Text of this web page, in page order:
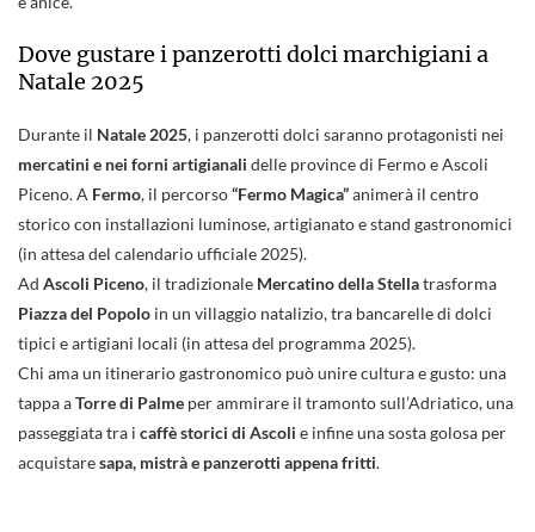
Dove gustare i panzerotti dolci marchigiani a
Natale 2025
Durante il Natale 2025, i panzerotti dolci saranno protagonisti nei
mercatini e nei forni artigianali delle province di Fermo e Ascoli
Piceno. A Fermo, il percorso“Fermo Magica”animerà il centro
storico con installazioni luminose, artigianato e stand gastronomici
(in attesa del calendario ufficiale 2025).
Ad Ascoli Piceno, il tradizionale Mercatino della Stellatrasforma
Piazza del Popolo in un villaggio natalizio, tra bancarelle di dolci
tipici e artigiani locali (in attesa del programma 2025).
Chi ama un itinerario gastronomico può unire cultura e gusto: una
tappa aTorre di Palme per ammirare il tramonto sull’Adriatico, una
passeggiata tra i caffè storici di Ascoli e infine una sosta golosa per
acquistaresapa, mistrà e panzerotti appena fritti.